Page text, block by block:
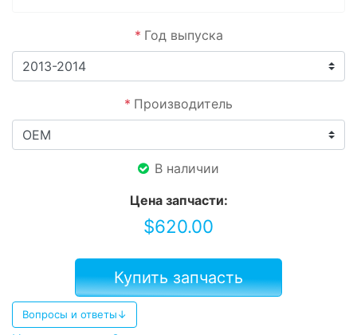
* Год выпуска
* Производитель
В наличии
Цена запчасти:
$620.00
Купить запчасть
Вопросы и ответы↓